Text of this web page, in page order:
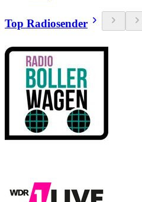
Top Radiosender